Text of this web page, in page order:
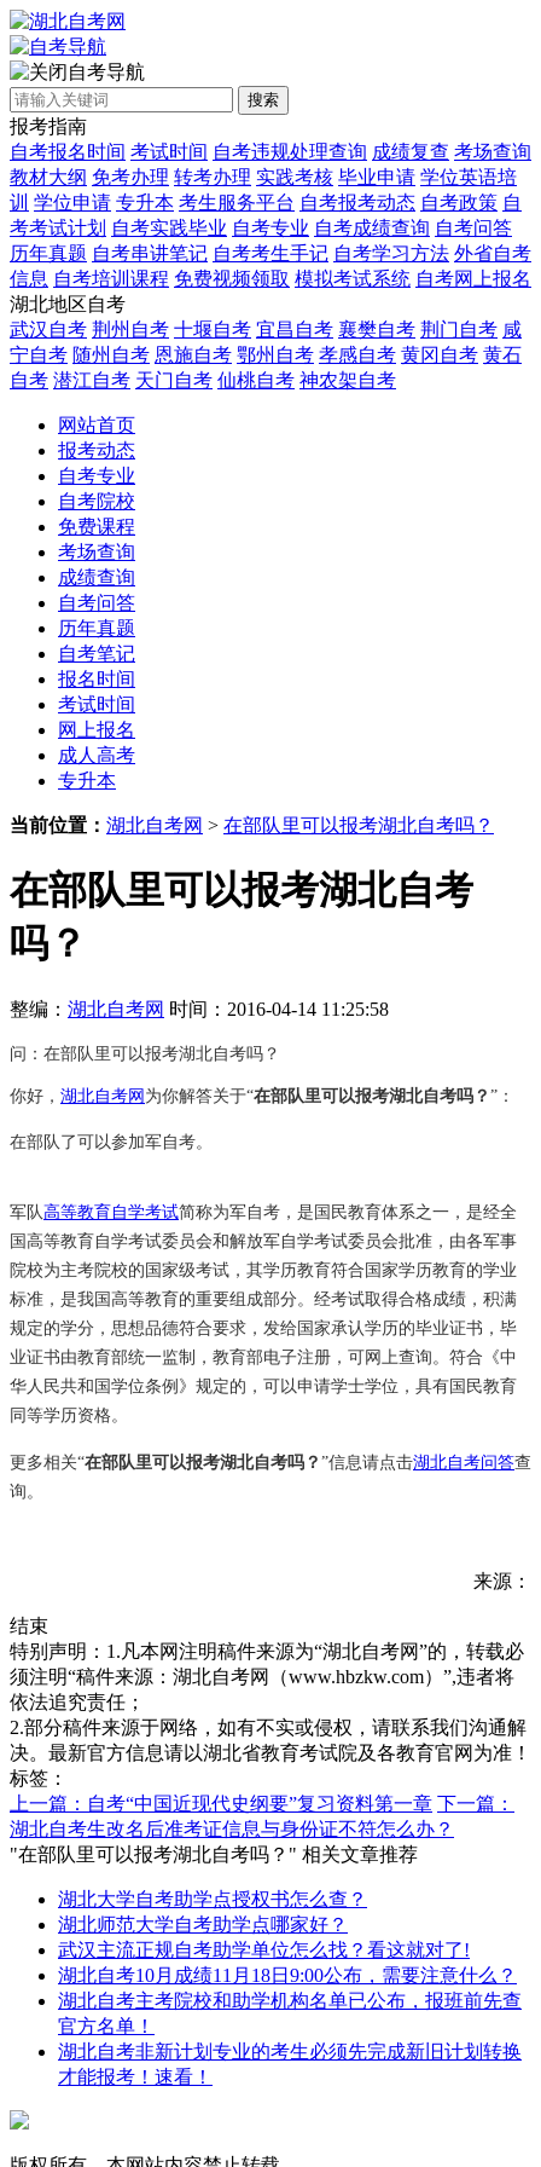
自考导航
搜索
报考指南
自考报名时间 考试时间 自考违规处理查询 成绩复查 考场查询
教材大纲 免考办理 转考办理 实践考核 毕业申请 学位英语培
训 学位申请 专升本 考生服务平台 自考报考动态 自考政策 自
考考试计划 自考实践毕业 自考专业 自考成绩查询 自考问答
历年真题 自考串讲笔记 自考考生手记 自考学习方法 外省自考
信息 自考培训课程 免费视频领取 模拟考试系统 自考网上报名
湖北地区自考
武汉自考 荆州自考 十堰自考 宜昌自考 襄樊自考 荆门自考 咸
宁自考 随州自考 恩施自考 鄂州自考 孝感自考 黄冈自考 黄石
自考 潜江自考 天门自考 仙桃自考 神农架自考
网站首页
报考动态
自考专业
自考院校
免费课程
考场查询
成绩查询
自考问答
历年真题
自考笔记
报名时间
考试时间
网上报名
成人高考
专升本
当前位置： 湖北自考网 > 在部队里可以报考湖北自考吗？
在部队里可以报考湖北自考
吗？
整编： 湖北自考网 时间：2016-04-14 11:25:58
问： 在部队里可以报考湖北自考吗？
你好， 湖北自考网 为你解答关于“在部队里可以报考湖北自考吗？ ”：
在部队了可以参加军自考。
军队高等教育自学考试简称为军自考，是国民教育体系之一，是经全
国高等教育自学考试委员会和解放军自学考试委员会批准，由各军事
院校为主考院校的国家级考试，其学历教育符合国家学历教育的学业
标准，是我国高等教育的重要组成部分。经考试取得合格成绩，积满
规定的学分，思想品德符合要求，发给国家承认学历的毕业证书，毕
业证书由教育部统一监制，教育部电子注册，可网上查询。符合《中
华人民共和国学位条例》规定的，可以申请学士学位，具有国民教育
同等学历资格。
更多相关“在部队里可以报考湖北自考吗？ ”信息请点击湖北自考问答查
询。
来源：
结束
特别声明：1.凡本网注明稿件来源为“湖北自考网”的，转载必
须注明“稿件来源：湖北自考网（www.hbzkw.com）”,违者将
依法追究责任；
2.部分稿件来源于网络，如有不实或侵权，请联系我们沟通解
决。最新官方信息请以湖北省教育考试院及各教育官网为准！
标签：
上一篇：自考“中国近现代史纲要”复习资料第一章 下一篇：
湖北自考生改名后准考证信息与身份证不符怎么办？
"在部队里可以报考湖北自考吗？" 相关文章推荐
湖北大学自考助学点授权书怎么查？
湖北师范大学自考助学点哪家好？
武汉主流正规自考助学单位怎么找？看这就对了!
湖北自考10月成绩11月18日9:00公布，需要注意什么？
湖北自考主考院校和助学机构名单已公布，报班前先查
官方名单！
湖北自考非新计划专业的考生必须先完成新旧计划转换
才能报考！速看！